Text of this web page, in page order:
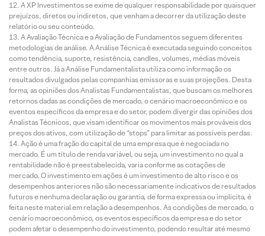
A XP Investimentos se exime de qualquer responsabilidade por quaisquer
prejuízos, diretos ou indiretos, que venham a decorrer da utilização deste
relatório ou seu conteúdo.
A Avaliação Técnica e a Avaliação de Fundamentos seguem diferentes
metodologias de análise. A Análise Técnica é executada seguindo conceitos
como tendência, suporte, resistência, candles, volumes, médias móveis
entre outros. Já a Análise Fundamentalista utiliza como informação os
resultados divulgados pelas companhias emissoras e suas projeções. Desta
forma, as opiniões dos Analistas Fundamentalistas, que buscam os melhores
retornos dadas as condições de mercado, o cenário macroeconômico e os
eventos específicos da empresa e do setor, podem divergir das opiniões dos
Analistas Técnicos, que visam identificar os movimentos mais prováveis dos
preços dos ativos, com utilização de “stops” para limitar as possíveis perdas.
Ação é uma fração do capital de uma empresa que é negociada no
mercado. É um título de renda variável, ou seja, um investimento no qual a
rentabilidade não é preestabelecida, varia conforme as cotações de
mercado. O investimento em ações é um investimento de alto risco e os
desempenhos anteriores não são necessariamente indicativos de resultados
futuros e nenhuma declaração ou garantia, de forma expressa ou implícita, é
feita neste material em relação a desempenhos. As condições de mercado, o
cenário macroeconômico, os eventos específicos da empresa e do setor
podem afetar o desempenho do investimento, podendo resultar até mesmo